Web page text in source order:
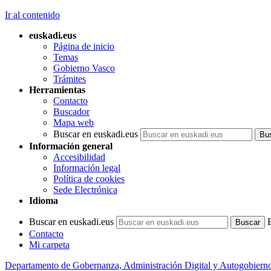
Ir al contenido
euskadi.eus
Página de inicio
Temas
Gobierno Vasco
Trámites
Herramientas
Contacto
Buscador
Mapa web
Buscar en euskadi.eus
Información general
Accesibilidad
Información legal
Política de cookies
Sede Electrónica
Idioma
Buscar en euskadi.eus
Contacto
Mi carpeta
Departamento de Gobernanza, Administración Digital y